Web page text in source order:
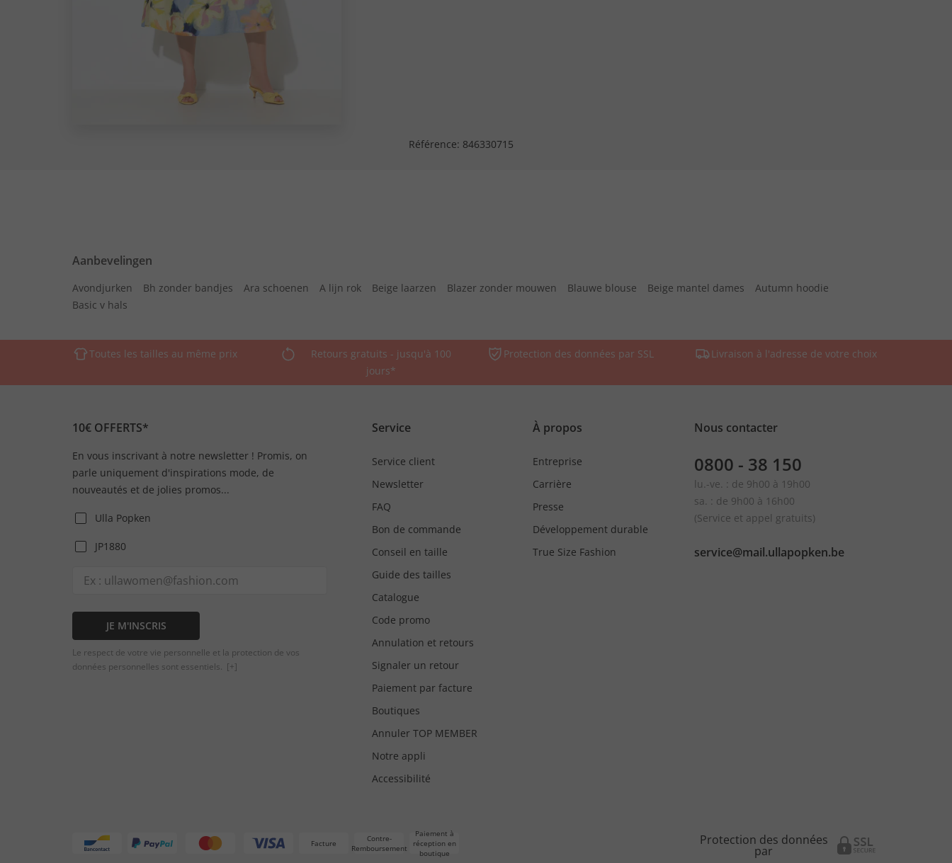
Référence: 846330715
Aanbevelingen
Avondjurken Bh zonder bandjes Ara schoenen A lijn rok Beige laarzen Blazer zonder mouwen Blauwe blouse Beige mantel dames
Autumn hoodie
Basic v hals
Toutes les tailles au même prix
Retours gratuits - jusqu'à 100
jours*
Protection des données par SSL Livraison à l'adresse de votre choix
10€ OFFERTS*
En vous inscrivant à notre newsletter ! Promis, on
parle uniquement d'inspirations mode, de
nouveautés et de jolies promos...
Ulla Popken
JP1880
JE M'INSCRIS
Le respect de votre vie personnelle et la protection de vos
données personnelles sont essentiels. [+]
Service
Service client
Newsletter
FAQ
Bon de commande
Conseil en taille
Guide des tailles
Catalogue
Code promo
Annulation et retours
Signaler un retour
Paiement par facture
Boutiques
Annuler TOP MEMBER
Notre appli
Accessibilité
À propos
Entreprise
Carrière
Presse
Développement durable
True Size Fashion
Nous contacter
0800 - 38 150
lu.-ve. : de 9h00 à 19h00
sa. : de 9h00 à 16h00
(Service et appel gratuits)
service@mail.ullapopken.be
Facture
Contre-
Remboursement
Paiement à
réception en
boutique
Protection des données
par